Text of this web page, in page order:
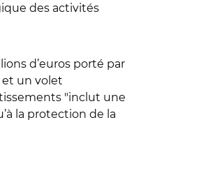
des activités
d’euros porté par
et un volet
"inclut une
la protection de la